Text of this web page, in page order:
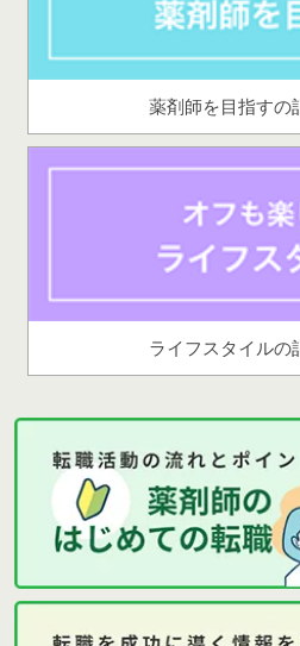
薬剤師を目指すの
ライフスタイルの